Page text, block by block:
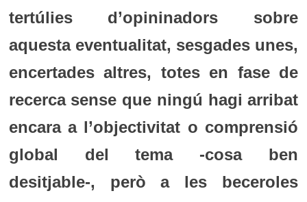
tertúlies d’opininadors sobre
aquesta eventualitat, sesgades unes,
encertades altres, totes en fase de
recerca sense que ningú hagi arribat
encara a l’objectivitat o comprensió
global del tema -cosa ben
desitjable-, però a les beceroles